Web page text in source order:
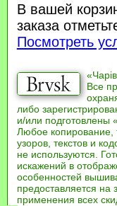
В вашей
заказа
Посмотреть
Все
либо
и/или подготовлены
Любое копирование,
узоров, текстов и
не используются.
искажений в
особенностей
предоставляется на
применения всех